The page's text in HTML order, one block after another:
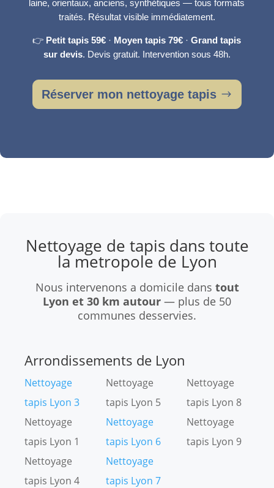
laine, orientaux, anciens, synthétiques — tous formats
traités. Résultat visible immédiatement.
👉 Petit tapis 59€ · Moyen tapis 79€ ·Grand tapis
sur devis. Devis gratuit. Intervention sous 48h.
Réserver mon nettoyage tapis
Nettoyage de tapis dans toute
la metropole de Lyon
Nous intervenons a domicile dans tout
Lyon et 30 km autour — plus de 50
communes desservies.
Arrondissements de Lyon
Nettoyage
tapis Lyon 3
Nettoyage
tapis Lyon 1
Nettoyage
tapis Lyon 4
Nettoyage
tapis Lyon 5
Nettoyage
tapis Lyon 6
Nettoyage
tapis Lyon 7
Nettoyage
tapis Lyon 8
Nettoyage
tapis Lyon 9